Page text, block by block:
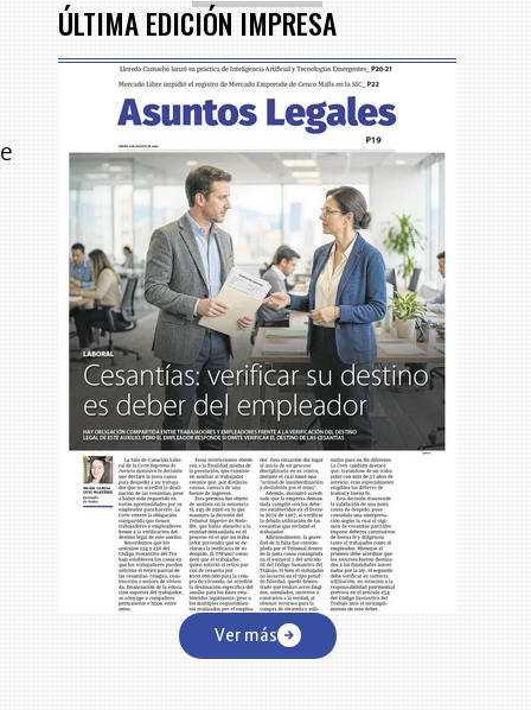
ÚLTIMA EDICIÓN IMPRESA
Ver más